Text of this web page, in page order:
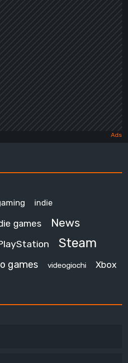
indie
games News
Steam
games videogiochi Xbox